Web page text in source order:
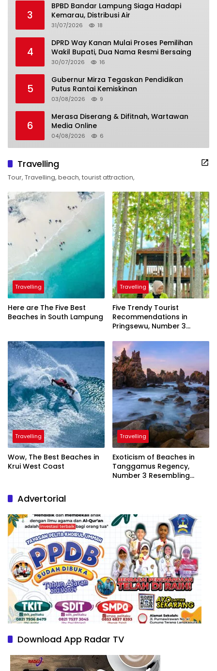
3
BPBD Bandar Lampung Siaga Hadapi
Kemarau, Distribusi Air
31/07/2026 18
4
DPRD Way Kanan Mulai Proses Pemilihan
Wakil Bupati, Dua Nama Resmi Bersaing
30/07/2026 16
5
Gubernur Mirza Tegaskan Pendidikan
Putus Rantai Kemiskinan
03/08/2026 9
6
Merasa Diserang & Difitnah, Wartawan
Media Online
04/08/2026 6
Travelling
Tour, Travelling, beach, tourist attraction,
Travelling
Here are The Five Best
Beaches in South Lampung
Travelling
Five Trendy Tourist
Recommendations in
Pringsewu, Number 3
President
Travelling
Wow, The Best Beaches in
Krui West Coast
Travelling
Exoticism of Beaches in
Tanggamus Regency,
Number 3 Resembling
Advertorial
Download App Radar TV